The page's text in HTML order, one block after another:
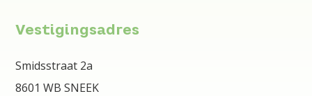
Vestigingsadres
Smidsstraat 2a
8601 WB SNEEK